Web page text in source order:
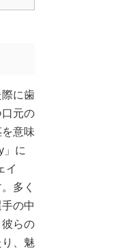
に歯
元の
意味
」に
イ
多く
の中
らの
、魅